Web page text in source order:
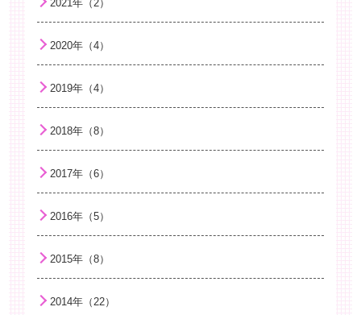
こどもの便秘について
幼児期のことばの発達
夏に流行する感染症
虫刺され
B型肝炎ワクチンについて知ろう
夏バテ
食中毒に気をつけよう
2021年（2）
2020年（4）
2019年（4）
2018年（8）
2017年（6）
2016年（5）
2015年（8）
2014年（22）